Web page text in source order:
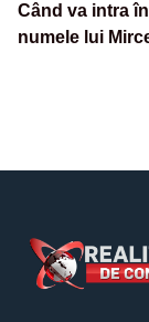
Când va intra
numele lui